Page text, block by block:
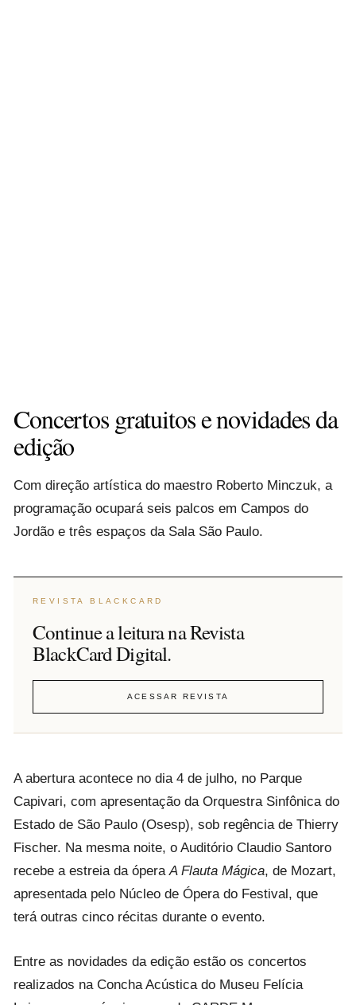
Concertos gratuitos e novidades da
edição
Com direção artística do maestro Roberto Minczuk, a
programação ocupará seis palcos em Campos do
Jordão e três espaços da Sala São Paulo.
REVISTA BLACKCARD
Continue a leitura na Revista
BlackCard Digital.
ACESSAR REVISTA
A abertura acontece no dia 4 de julho, no Parque
Capivari, com apresentação da Orquestra Sinfônica do
Estado de São Paulo (Osesp), sob regência de Thierry
Fischer. Na mesma noite, o Auditório Claudio Santoro
recebe a estreia da ópera A Flauta Mágica, de Mozart,
apresentada pelo Núcleo de Ópera do Festival, que
terá outras cinco récitas durante o evento.
Entre as novidades da edição estão os concertos
realizados na Concha Acústica do Museu Felícia